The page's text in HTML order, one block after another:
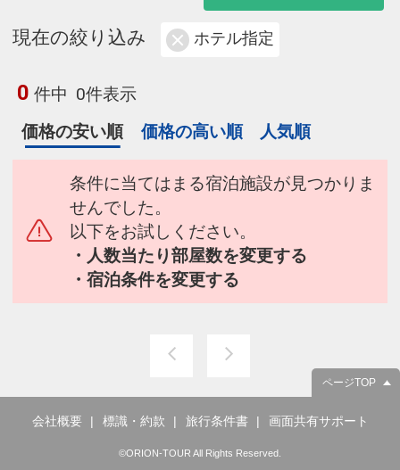
現在の絞り込み ホテル指定
0 件中 0件表示
価格の安い順
価格の高い順 人気順
条件に当てはまる宿泊施設が見つかりま
せんでした。
以下をお試しください。
・人数当たり部屋数を変更する
・宿泊条件を変更する
ページTOP
会社概要 標識・約款 旅行条件書 画面共有サポート
©ORION-TOUR All Rights Reserved.